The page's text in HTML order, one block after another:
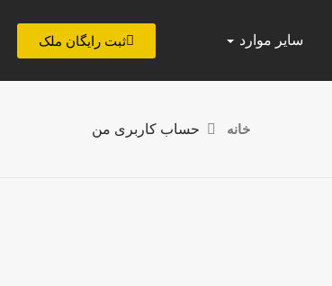
سایر موارد ثبت رایگان ملک
خانه حساب کاربری من